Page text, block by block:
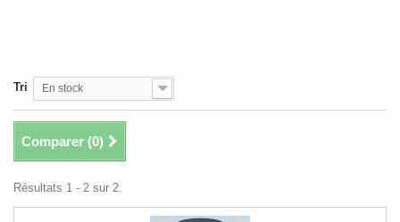
Tri En stock
Comparer (0)
Résultats 1 - 2 sur 2.